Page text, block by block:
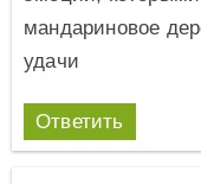
мандариновое
удачи
Ответить